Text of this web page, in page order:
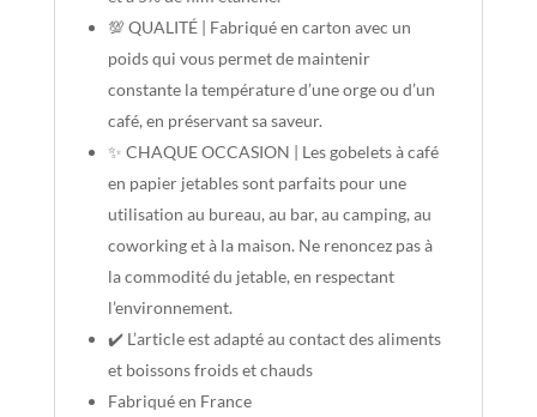
💯 QUALITÉ | Fabriqué en carton avec un
poids qui vous permet de maintenir
constante la température d’une orge ou d’un
café, en préservant sa saveur.
✨ CHAQUE OCCASION | Les gobelets à café
en papier jetables sont parfaits pour une
utilisation au bureau, au bar, au camping, au
coworking et à la maison. Ne renoncez pas à
la commodité du jetable, en respectant
l’environnement.
✔️ L’article est adapté au contact des aliments
et boissons froids et chauds
Fabriqué en France